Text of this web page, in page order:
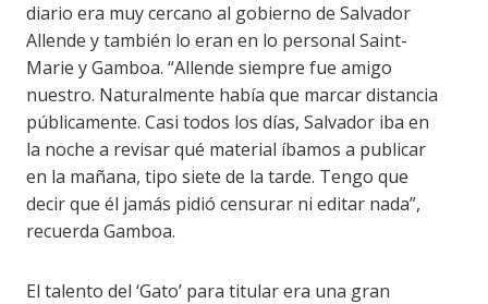
diario era muy cercano al gobierno de Salvador
Allende y también lo eran en lo personal Saint-
Marie y Gamboa. “Allende siempre fue amigo
nuestro. Naturalmente había que marcar distancia
públicamente. Casi todos los días, Salvador iba en
la noche a revisar qué material íbamos a publicar
en la mañana, tipo siete de la tarde. Tengo que
decir que él jamás pidió censurar ni editar nada”,
recuerda Gamboa.
El talento del ‘Gato’ para titular era una gran